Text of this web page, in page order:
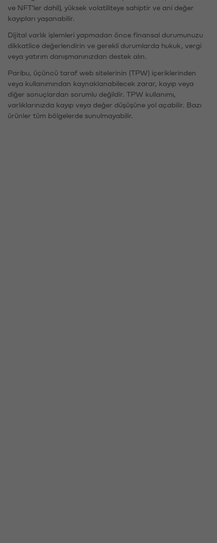
ve NFT'ler dahil), yüksek volatiliteye sahiptir ve ani değer
kayıpları yaşanabilir.
Dijital varlık işlemleri yapmadan önce finansal durumunuzu
dikkatlice değerlendirin ve gerekli durumlarda hukuk, vergi
veya yatırım danışmanınızdan destek alın.
Paribu, üçüncü taraf web sitelerinin (TPW) içeriklerinden
veya kullanımından kaynaklanabilecek zarar, kayıp veya
diğer sonuçlardan sorumlu değildir. TPW kullanımı,
varlıklarınızda kayıp veya değer düşüşüne yol açabilir. Bazı
ürünler tüm bölgelerde sunulmayabilir.